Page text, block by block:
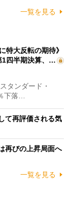
一覧を見る
特大反転の期待》
1四半期決算、…
タンダード・
下落…
て再評価される気
再びの上昇局面へ
一覧を見る